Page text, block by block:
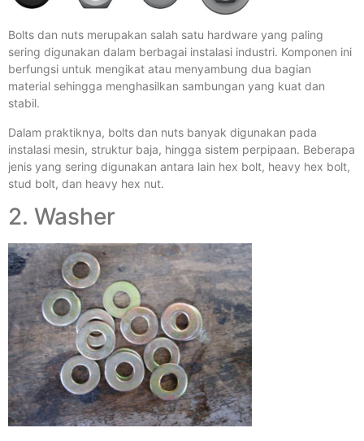
Bolts dan nuts merupakan salah satu hardware yang paling
sering digunakan dalam berbagai instalasi industri. Komponen ini
berfungsi untuk mengikat atau menyambung dua bagian
material sehingga menghasilkan sambungan yang kuat dan
stabil.
Dalam praktiknya, bolts dan nuts banyak digunakan pada
instalasi mesin, struktur baja, hingga sistem perpipaan. Beberapa
jenis yang sering digunakan antara lain hex bolt, heavy hex bolt,
stud bolt, dan heavy hex nut.
2. Washer